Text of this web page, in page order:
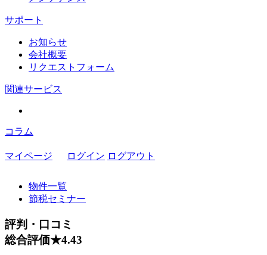
サポート
お知らせ
会社概要
リクエストフォーム
関連サービス
コラム
マイページ ログイン ログアウト
物件一覧
節税セミナー
評判・口コミ
総合評価★4.43